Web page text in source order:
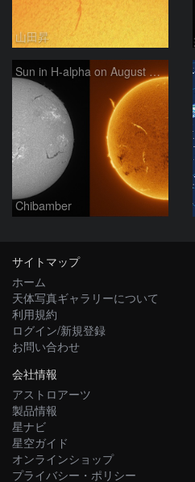
山田昇
Sun in H-alpha on August 7, 2026
Chibamber
サイトマップ
ホーム
天体写真ギャラリーについて
利用規約
ログイン/新規登録
お問い合わせ
会社情報
アストロアーツ
製品情報
星ナビ
星空ガイド
オンラインショップ
プライバシー・ポリシー